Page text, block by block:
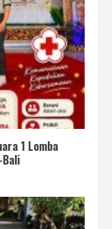
1 Lomba